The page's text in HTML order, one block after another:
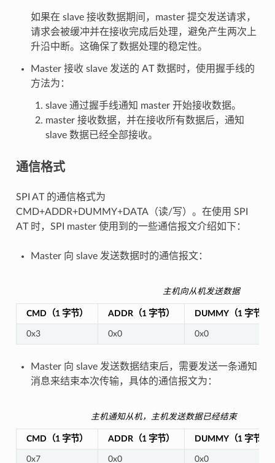
如果在 slave 接收数据期间，master 提交发送请求，
请求会被缓冲并在接收完成后处理，避免产生两次上
升沿中断。这确保了数据处理的稳定性。
Master 接收 slave 发送的 AT 数据时，使用握手线的
方法为：
slave 通过握手线通知 master 开始接收数据。
master 接收数据，并在接收所有数据后，通知
slave 数据已经全部接收。
通信格式
SPI AT 的通信格式为
CMD+ADDR+DUMMY+DATA（读/写）。在使用 SPI
AT 时，SPI master 使用到的一些通信报文介绍如下：
Master 向 slave 发送数据时的通信报文：
主机向从机发送数据
CMD（1 字节） ADDR（1 字节） DUMMY（1 字节）
0x3 0x0 0x0
Master 向 slave 发送数据结束后，需要发送一条通知
消息来结束本次传输，具体的通信报文为：
主机通知从机，主机发送数据已经结束
CMD（1 字节） ADDR（1 字节） DUMMY（1 字节）
0x7 0x0 0x0